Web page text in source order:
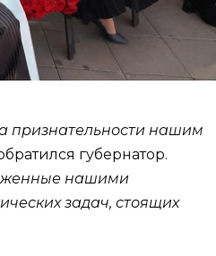
признательности нашим
губернатор.
е нашими
задач, стоящих